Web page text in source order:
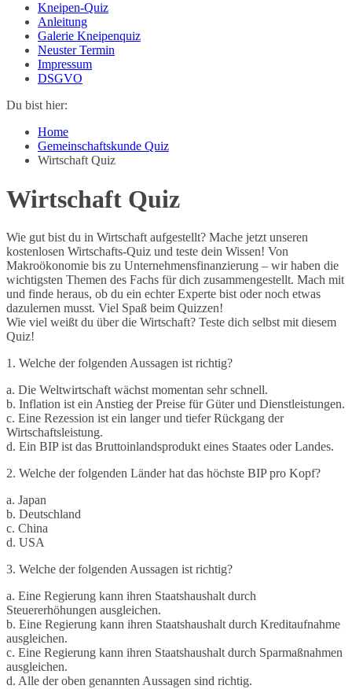
Kneipen-Quiz
Anleitung
Galerie Kneipenquiz
Neuster Termin
Impressum
DSGVO
Du bist hier:
Home
Gemeinschaftskunde Quiz
Wirtschaft Quiz
Wirtschaft Quiz
Wie gut bist du in Wirtschaft aufgestellt? Mache jetzt unseren
kostenlosen Wirtschafts-Quiz und teste dein Wissen! Von
Makroökonomie bis zu Unternehmensfinanzierung – wir haben die
wichtigsten Themen des Fachs für dich zusammengestellt. Mach mit
und finde heraus, ob du ein echter Experte bist oder noch etwas
dazulernen musst. Viel Spaß beim Quizzen!
Wie viel weißt du über die Wirtschaft? Teste dich selbst mit diesem
Quiz!
1. Welche der folgenden Aussagen ist richtig?
a. Die Weltwirtschaft wächst momentan sehr schnell.
b. Inflation ist ein Anstieg der Preise für Güter und Dienstleistungen.
c. Eine Rezession ist ein langer und tiefer Rückgang der
Wirtschaftsleistung.
d. Ein BIP ist das Bruttoinlandsprodukt eines Staates oder Landes.
2. Welche der folgenden Länder hat das höchste BIP pro Kopf?
a. Japan
b. Deutschland
c. China
d. USA
3. Welche der folgenden Aussagen ist richtig?
a. Eine Regierung kann ihren Staatshaushalt durch
Steuererhöhungen ausgleichen.
b. Eine Regierung kann ihren Staatshaushalt durch Kreditaufnahme
ausgleichen.
c. Eine Regierung kann ihren Staatshaushalt durch Sparmaßnahmen
ausgleichen.
d. Alle der oben genannten Aussagen sind richtig.